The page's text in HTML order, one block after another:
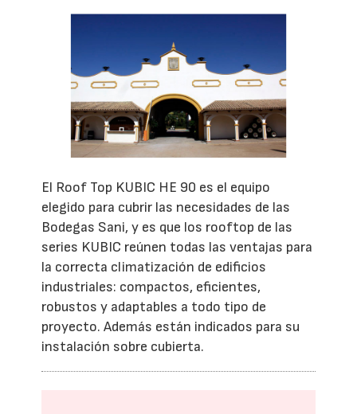
El Roof Top KUBIC HE 90 es el equipo
elegido para cubrir las necesidades de las
Bodegas Sani, y es que los rooftop de las
series KUBIC reúnen todas las ventajas para
la correcta climatización de edificios
industriales: compactos, eficientes,
robustos y adaptables a todo tipo de
proyecto. Además están indicados para su
instalación sobre cubierta.